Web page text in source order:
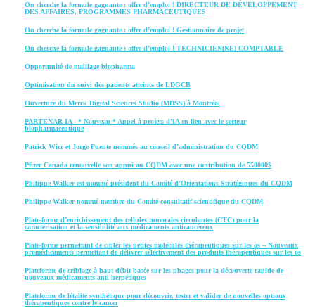
On cherche la formule gagnante : offre d’emploi ! DIRECTEUR DE DÉVELOPPEMENT
DES AFFAIRES, PROGRAMMES PHARMACEUTIQUES
On cherche la formule gagnante : offre d’emploi ! Gestionnaire de projet
On cherche la formule gagnante : offre d’emploi ! TECHNICIEN(NE) COMPTABLE
Opportunité de maillage biopharma
Optimisation du suivi des patients atteints de LDGCB
Ouverture du Merck Digital Sciences Studio (MDSS) à Montréal
PARTENAR-IA - * Nouveau * Appel à projets d’IA en lien avec le secteur
biopharmaceutique
Patrick Wier et Jorge Puente nommés au conseil d’administration du CQDM
Pfizer Canada renouvelle son appui au CQDM avec une contribution de 550000$
Philippe Walker est nommé président du Comité d’Orientations Stratégiques du CQDM
Philippe Walker nommé membre du Comité consultatif scientifique du CQDM
Plate-forme d’enrichissement des cellules tumorales circulantes (CTC) pour la
caractérisation et la sensibilité aux médicaments anticancéreux
Plate-forme permettant de cibler les petites molécules thérapeutiques sur les os – Nouveaux
promédicaments permettant de délivrer sélectivement des produits thérapeutiques sur les os
Plateforme de criblage à haut débit basée sur les phages pour la découverte rapide de
nouveaux médicaments anti-herpétiques
Plateforme de létalité synthétique pour découvrir, tester et valider de nouvelles options
thérapeutiques contre le cancer